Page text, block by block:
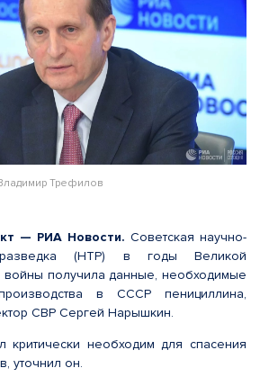
Трефилов
— РИА Новости. Советская научно-
разведка (НТР) в годы Великой
войны получила данные, необходимые
в СССР пенициллина,
СВР Сергей Нарышкин.
критически необходим для спасения
уточнил он.